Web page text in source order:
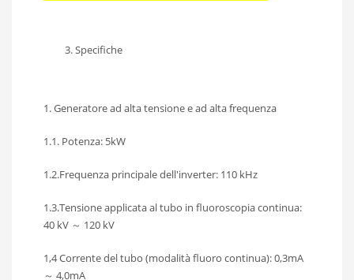
Specifiche
1. Generatore ad alta tensione e ad alta frequenza
1.1. Potenza: 5kW
1.2.Frequenza principale dell'inverter: 110 kHz
1.3.Tensione applicata al tubo in fluoroscopia continua:
40 kV ～ 120 kV
1,4 Corrente del tubo (modalità fluoro continua): 0,3mA
～ 4,0mA